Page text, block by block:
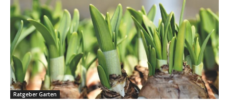
Ratgeber Garten